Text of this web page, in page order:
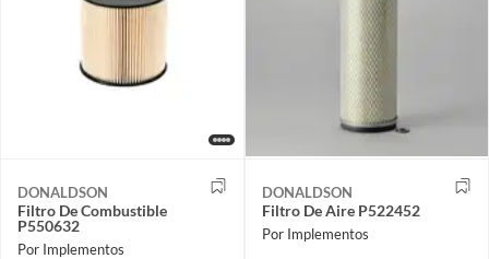
DONALDSON
Filtro De Combustible
P550632
Por Implementos
DONALDSON
Filtro De Aire P522452
Por Implementos